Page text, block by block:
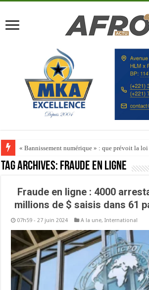
« Bannissement numérique » : que prévoit la loi
Tag Archives: Fraude en ligne
Fraude en ligne : 4000
millions de $ saisis dans 61
07h59 - 27 juin 2024 A la une,International